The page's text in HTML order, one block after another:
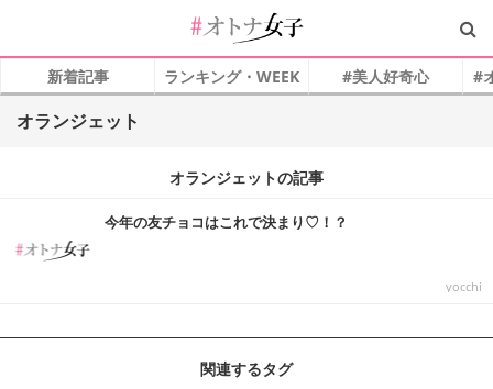
新着記事 ランキング・WEEK #美人好奇心 #
オランジェット
オランジェットの記事
今年の友チョコはこれで決まり♡！？
yocchi
関連するタグ